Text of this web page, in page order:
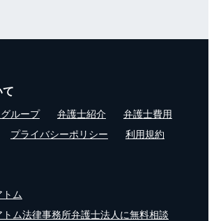
て
ループ 弁護士紹介
弁護士費用
プライバシーポリシー 利用規約
トム
ム法律事務所弁護士法人に無料相談